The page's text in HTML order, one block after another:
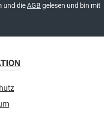
und dieAGB gelesen und bin mit